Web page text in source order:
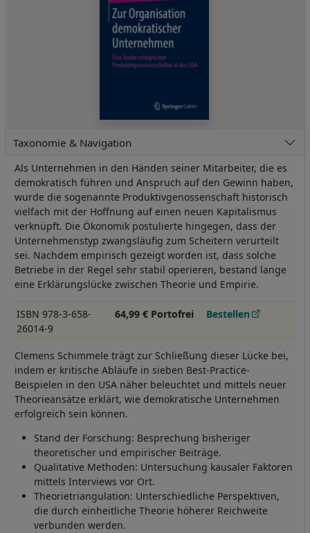
Taxonomie & Navigation
Als Unternehmen in den Händen seiner Mitarbeiter, die es
demokratisch führen und Anspruch auf den Gewinn haben,
wurde die sogenannte Produktivgenossenschaft historisch
vielfach mit der Hoffnung auf einen neuen Kapitalismus
verknüpft. Die Ökonomik postulierte hingegen, dass der
Unternehmenstyp zwangsläufig zum Scheitern verurteilt
sei. Nachdem empirisch gezeigt worden ist, dass solche
Betriebe in der Regel sehr stabil operieren, bestand lange
eine Erklärungslücke zwischen Theorie und Empirie.
ISBN 978-3-658-
26014-9
64,99 € Portofrei Bestellen
Clemens Schimmele trägt zur Schließung dieser Lücke bei,
indem er kritische Abläufe in sieben Best-Practice-
Beispielen in den USA näher beleuchtet und mittels neuer
Theorieansätze erklärt, wie demokratische Unternehmen
erfolgreich sein können.
Stand der Forschung: Besprechung bisheriger
theoretischer und empirischer Beiträge.
Qualitative Methoden: Untersuchung kausaler Faktoren
mittels Interviews vor Ort.
Theorietriangulation: Unterschiedliche Perspektiven,
die durch einheitliche Theorie höherer Reichweite
verbunden werden.